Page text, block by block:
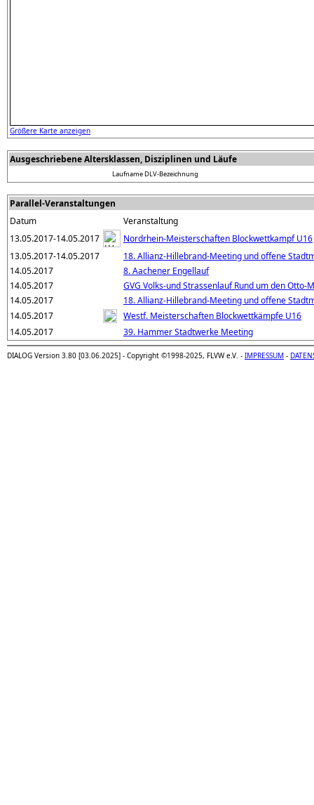
Größere Karte anzeigen
Ausgeschriebene Altersklassen, Disziplinen und Läufe
LaufnameDLV-Bezeichnung
Parallel-Veranstaltungen
Datum
Veranstaltung
13.05.2017-14.05.2017
Nordrhein-Meisterschaften Blockwettkampf U16
13.05.2017-14.05.2017
18. Allianz-Hillebrand-Meeting und offene
14.05.2017
8. Aachener Engellauf
14.05.2017
GVG Volks-und Strassenlauf Rund um den Otto-
14.05.2017
18. Allianz-Hillebrand-Meeting und offene
14.05.2017
Westf. Meisterschaften Blockwettkämpfe U16
14.05.2017
39. Hammer Stadtwerke Meeting
DIALOG Version 3.80 [03.06.2025] - Copyright ©1998-2025, FLVW e.V. - IMPRESSUM -